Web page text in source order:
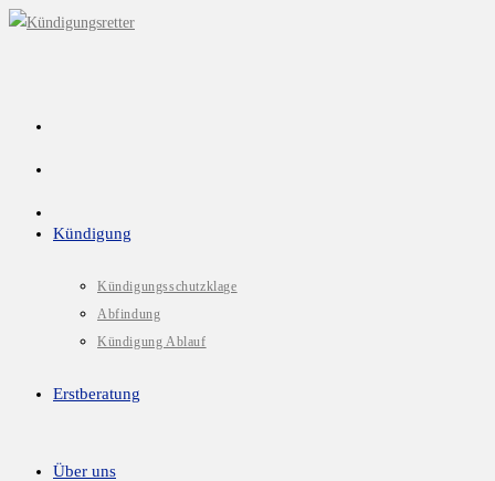
Kündigung
Kündigungsschutzklage
Abfindung
Kündigung Ablauf
Erstberatung
Über uns